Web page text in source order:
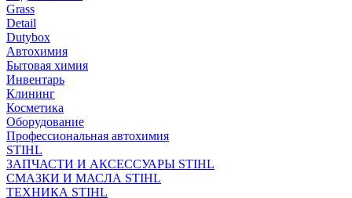
Grass
Detail
Dutybox
Автохимия
Бытовая химия
Инвентарь
Клининг
Косметика
Оборудование
Профессиональная автохимия
STIHL
ЗАПЧАСТИ И АКСЕССУАРЫ STIHL
СМАЗКИ И МАСЛА STIHL
ТЕХНИКА STIHL